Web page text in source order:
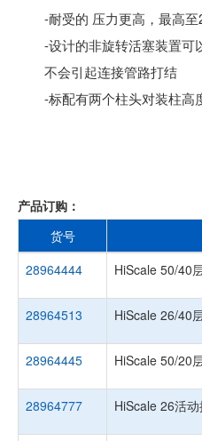
-耐受的 压力更高，最高至
-设计的非旋转活塞装置可
不会引起连接管路打结
-标配有两个柱头对装柱高
产品订购：
货号
28964444
HiScale 50/40
28964513 HiScale 26/40
28964445 HiScale 50/20
28964777 HiScale 26活